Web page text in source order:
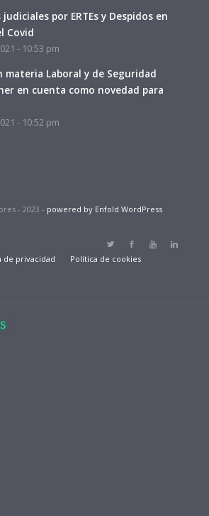
por ERTEs y Despidos en
Covid
- 10:53 pm
materia Laboral y de Seguridad
en cuenta como novedad para
- 10:52 pm
- 2023 - powered by Enfold WordPress
de privacidad Política de cookies